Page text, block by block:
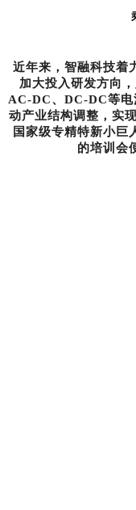
近年来，智融科技着
加大投入研发方向
AC-DC、DC-DC等电
动产业结构调整，实
国家级专精特新小巨
的培训会